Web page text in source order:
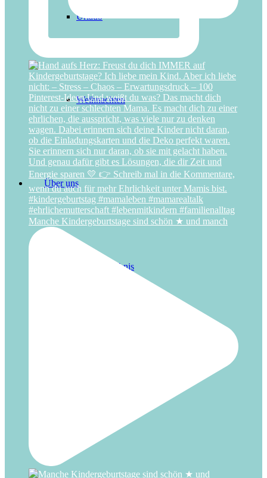
Urlaub
Weihnachten
Über uns
Das Schlüsselerlebnis
Manche Kindergeburtstage sind schön ★ und manch